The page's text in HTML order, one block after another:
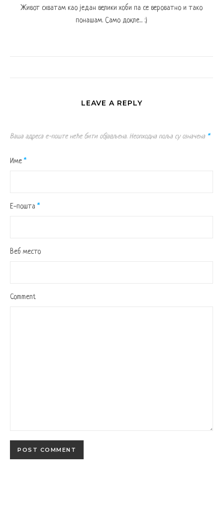
Живот схватам као један велики хоби па се вероватно и тако
понашам. Само докле... :)
LEAVE A REPLY
Ваша адреса е-поште неће бити објављена. Неопходна поља су означена *
Име *
Е-пошта *
Веб место
Comment